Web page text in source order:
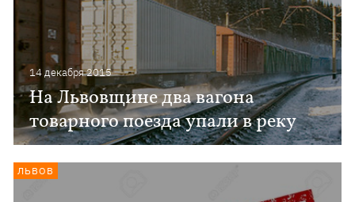
14 декабря 2015
На Львовщине два вагона
товарного поезда упали в реку
ЛЬВОВ